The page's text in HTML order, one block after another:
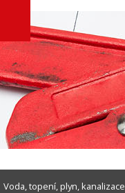
Voda, topení, plyn, kanalizace